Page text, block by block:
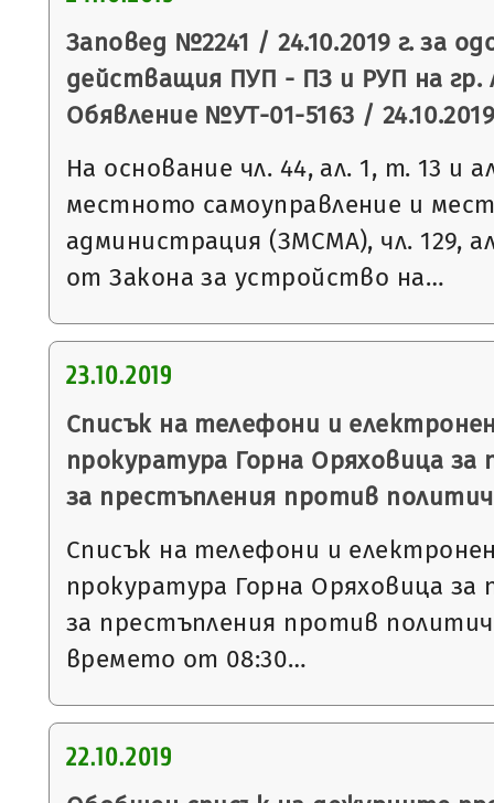
Заповед №2241 / 24.10.2019 г. за
действащия ПУП - ПЗ и РУП на гр.
Обявление №УТ-01-5163 /
На основание чл. 44, ал. 1, т. 13 и
местното самоуправление и
администрация (ЗМСМА), чл. 129,
от Закона за устройство на…
23.10.2019
Списък на телефони и
прокуратура Горна Оряховица за
за престъпления против
Списък на телефони и
прокуратура Горна Оряховица за
за престъпления против
времето от 08:30…
22.10.2019